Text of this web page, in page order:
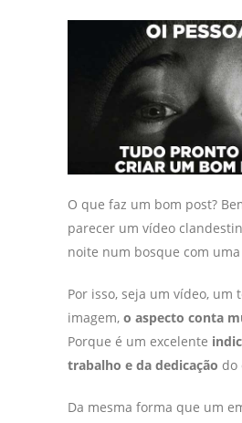
O que faz um bom post?
parecer um vídeo
noite num bosque com
Por isso, seja um vídeo, um
imagem, o aspecto conta
Porque é um excelente
trabalho e da dedicação do
Da mesma forma que um